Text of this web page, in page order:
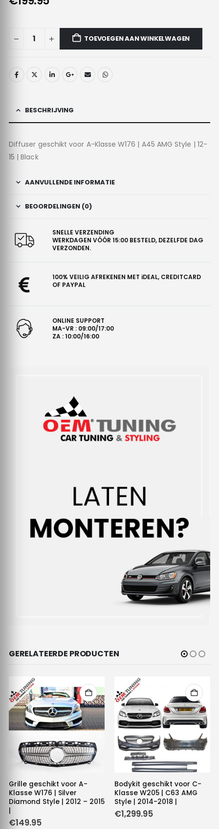
TOEVOEGEN AAN WINKELWAGEN
BESCHRIJVING
Diffuser geschikt voor A-Klasse W176 | A45 AMG Style | 12-
15 | Black
AANVULLENDE INFORMATIE
BEOORDELINGEN (0)
SNELLE VERZENDING
WERKDAGEN VÓÓR 15:00 BESTELD, DEZELFDE DAG
VERZONDEN.
100% VEILIG AFREKENEN MET iDEAL, CREDITCARD
OF PAYPAL
ONLINE SUPPORT
MA-VR : 09:00/17:00
ZA : 10:00/16:00
GERELATEERDE PRODUCTEN
Grille geschikt voor A-
Klasse W176 | Silver
Diamond Style | 2012 – 2015
|
€149.95
Bodykit geschikt voor C-
Klasse W205 | C63 AMG
Style | 2014-2018 |
€1,299.95